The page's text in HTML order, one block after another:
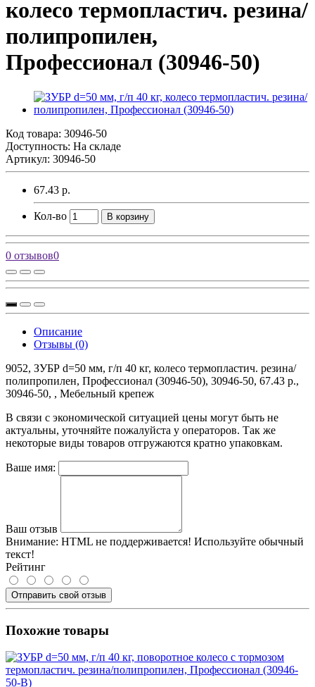
колесо термопластич. резина/
полипропилен,
Профессионал (30946-50)
Код товара: 30946-50
Доступность: На складе
Артикул: 30946-50
67.43 р.
Кол-во В корзину
0 отзывов0
Описание
Отзывы (0)
9052, ЗУБР d=50 мм, г/п 40 кг, колесо термопластич. резина/
полипропилен, Профессионал (30946-50), 30946-50, 67.43 р.,
30946-50, , Мебельный крепеж
В связи с экономической ситуацией цены могут быть не
актуальны, уточняйте пожалуйста у операторов. Так же
некоторые виды товаров отгружаются кратно упаковкам.
Ваше имя:
Ваш отзыв
Внимание: HTML не поддерживается! Используйте обычный
текст!
Рейтинг
Отправить свой отзыв
Похожие товары